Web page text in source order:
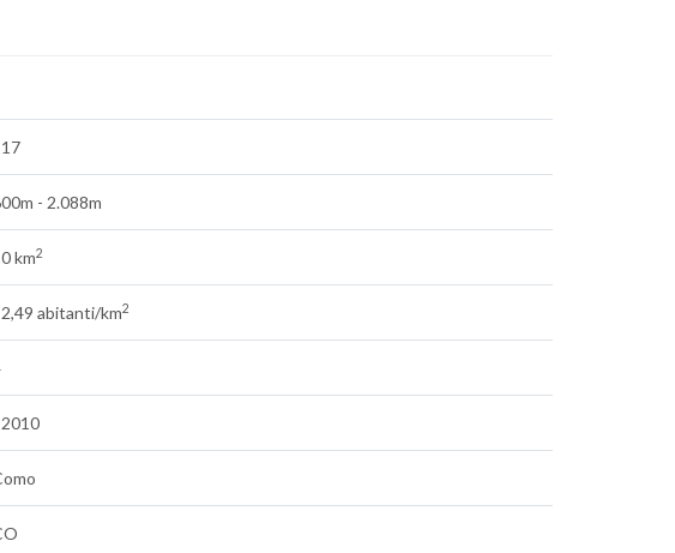
- 2.088m
km2
abitanti/km2